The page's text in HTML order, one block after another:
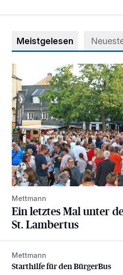
Meistgelesen
Ein letztes Mal unter den
Mettmann
Ein letztes Mal unter
St. Lambertus
Starthilfe für den BürgerBus
Mettmann
Starthilfe für den BürgerBus